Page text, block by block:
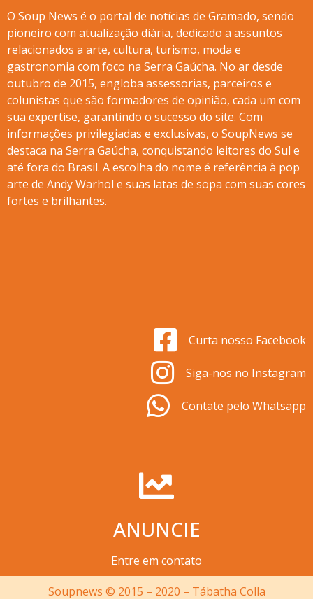
O Soup News é o portal de notícias de Gramado, sendo
pioneiro com atualização diária, dedicado a assuntos
relacionados a arte, cultura, turismo, moda e
gastronomia com foco na Serra Gaúcha. No ar desde
outubro de 2015, engloba assessorias, parceiros e
colunistas que são formadores de opinião, cada um com
sua expertise, garantindo o sucesso do site. Com
informações privilegiadas e exclusivas, o SoupNews se
destaca na Serra Gaúcha, conquistando leitores do Sul e
até fora do Brasil. A escolha do nome é referência à pop
arte de Andy Warhol e suas latas de sopa com suas cores
fortes e brilhantes.
Curta nosso Facebook
Siga-nos no Instagram
Contate pelo Whatsapp
ANUNCIE
Entre em contato
Soupnews © 2015 – 2020 – Tábatha Colla